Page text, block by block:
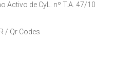
Activo de CyL. nº T.A. 47/10